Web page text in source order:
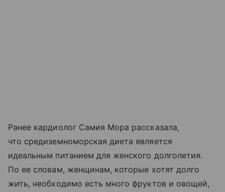
Ранее кардиолог Самия Мора рассказала,
что средиземноморская диета является
идеальным питанием для женского долголетия.
По ее словам, женщинам, которые хотят долго
жить, необходимо есть много фруктов и овощей,